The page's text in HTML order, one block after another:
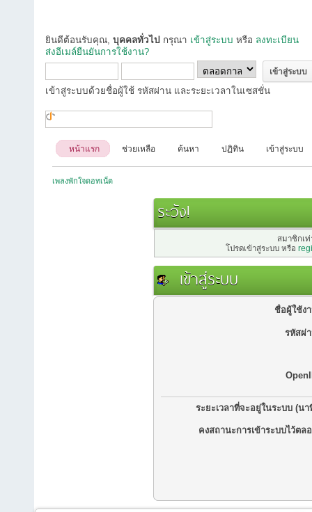
ยินดีต้อนรับคุณ, บุคคลทั่วไป กรุณา เข้าสู่ระบบ หรือ ลงทะเบียน
ส่งอีเมล์ยืนยันการใช้งาน?
เข้าสู่ระบบด้วยชื่อผู้ใช้ รหัสผ่าน และระยะเวลาในเซสชั่น
หน้าแรก ช่วยเหลือ ค้นหา ปฏิทิน เข้าสู่ระบบ
เพลงพักใจดอทเน็ต
ระวัง!
สมาชิกเ
โปรดเข้าสู่ระบบ หรือ
เข้าสู่ระบบ
ชื่อผู้ใช้ง
รหัสผ่
ระยะเวลาที่จะอยู่ในระบบ (นา
คงสถานะการเข้าระบบไว้ตล